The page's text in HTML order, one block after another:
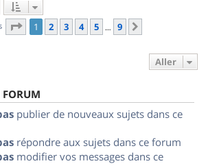
Page 1sur
1 2 3 4 5 … 9
Aller
FORUM
publier de nouveaux sujets dans ce
répondre aux sujets dans ce forum
modifier vos messages dans ce